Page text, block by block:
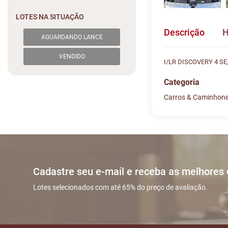
LOTES NA SITUAÇÃO
AGUARDANDO LANCE
VENDIDO
Descrição
I/LR DISCOVERY 4
Categoria
Carros &
# DATA/HORA
2 11/06
4 11/06
Sua dúvida
Nome
Cadastre seu e-mail e receba as
Lotes selecionados com até 65% do preço de avaliação.